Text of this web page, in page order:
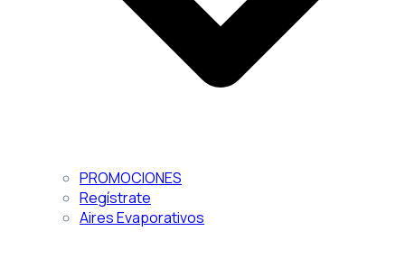
PROMOCIONES
Regístrate
Aires Evaporativos